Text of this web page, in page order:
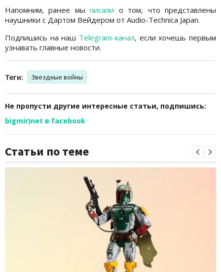
Напомним, ранее мыписали о том, что представлены
наушники с Дартом Вейдером от Audio-Technica Japan.
Подпишись на наш Telegram-канал, если хочешь первым
узнавать главные новости.
Теги: Звездные войны
Не пропусти другие интересные статьи, подпишись:
bigmir)net в facebook
Статьи по теме